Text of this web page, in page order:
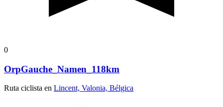
0
OrpGauche_Namen_118km
Ruta ciclista en Lincent, Valonia, Bélgica